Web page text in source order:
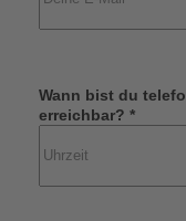
Wann bist du
erreichbar? *